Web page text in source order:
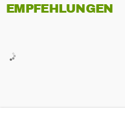
EMPFEHLUNGEN